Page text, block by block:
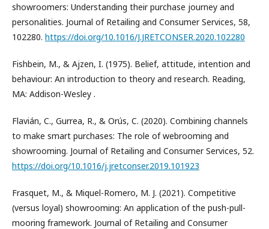
showroomers: Understanding their purchase journey and
personalities. Journal of Retailing and Consumer Services, 58,
102280. https://doi.org/10.1016/J.JRETCONSER.2020.102280
Fishbein, M., & Ajzen, I. (1975). Belief, attitude, intention and
behaviour: An introduction to theory and research. Reading,
MA: Addison-Wesley .
Flavián, C., Gurrea, R., & Orús, C. (2020). Combining channels
to make smart purchases: The role of webrooming and
showrooming. Journal of Retailing and Consumer Services, 52.
https://doi.org/10.1016/j.jretconser.2019.101923
Frasquet, M., & Miquel-Romero, M. J. (2021). Competitive
(versus loyal) showrooming: An application of the push-pull-
mooring framework. Journal of Retailing and Consumer